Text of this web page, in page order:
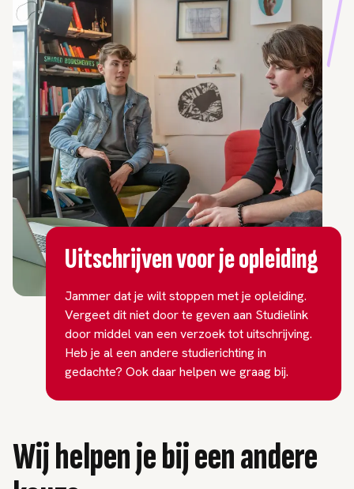
Uitschrijven voor je opleiding
Jammer dat je wilt stoppen met je opleiding.
Vergeet dit niet door te geven aan Studielink
door middel van een verzoek tot uitschrijving.
Heb je al een andere studierichting in
gedachte? Ook daar helpen we graag bij.
Wij helpen je bij een andere